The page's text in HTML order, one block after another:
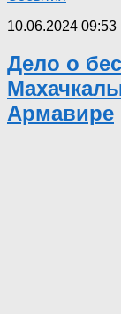
10.06.2024 09:53
Дело о
Армавире